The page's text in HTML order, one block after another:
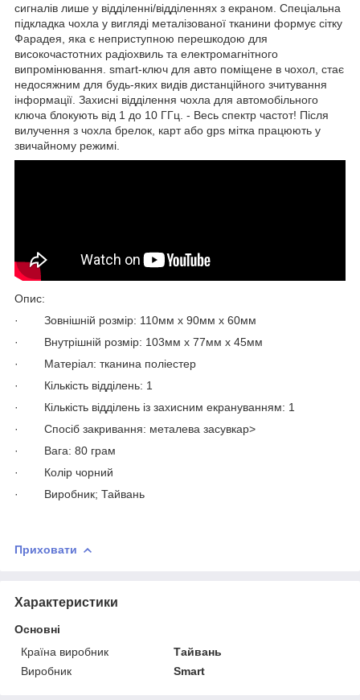
сигналів лише у відділенні/відділеннях з екраном. Спеціальна
підкладка чохла у вигляді металізованої тканини формує сітку
Фарадея, яка є неприступною перешкодою для
високочастотних радіохвиль та електромагнітного
випромінювання. smart-ключ для авто поміщене в чохол, стає
недосяжним для будь-яких видів дистанційного зчитування
інформації. Захисні відділення чохла для автомобільного
ключа блокують від 1 до 10 ГГц. - Весь спектр частот! Після
вилучення з чохла брелок, карт або gps мітка працюють у
звичайному режимі.
Опис:
· Зовнішній розмір: 110мм х 90мм х 60мм
· Внутрішній розмір: 103мм х 77мм х 45мм
· Матеріал: тканина поліестер
· Кількість відділень: 1
· Кількість відділень із захисним екрануванням: 1
· Спосіб закривання: металева засувкаp>
· Вага: 80 грам
· Колір чорний
· Виробник; Тайвань
Приховати
Характеристики
Основні
Країна виробник
Тайвань
Виробник
Smart